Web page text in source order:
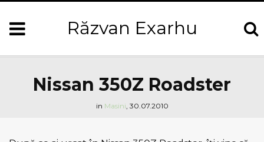
Răzvan Exarhu
Nissan 350Z Roadster
in Masini, 30.07.2010